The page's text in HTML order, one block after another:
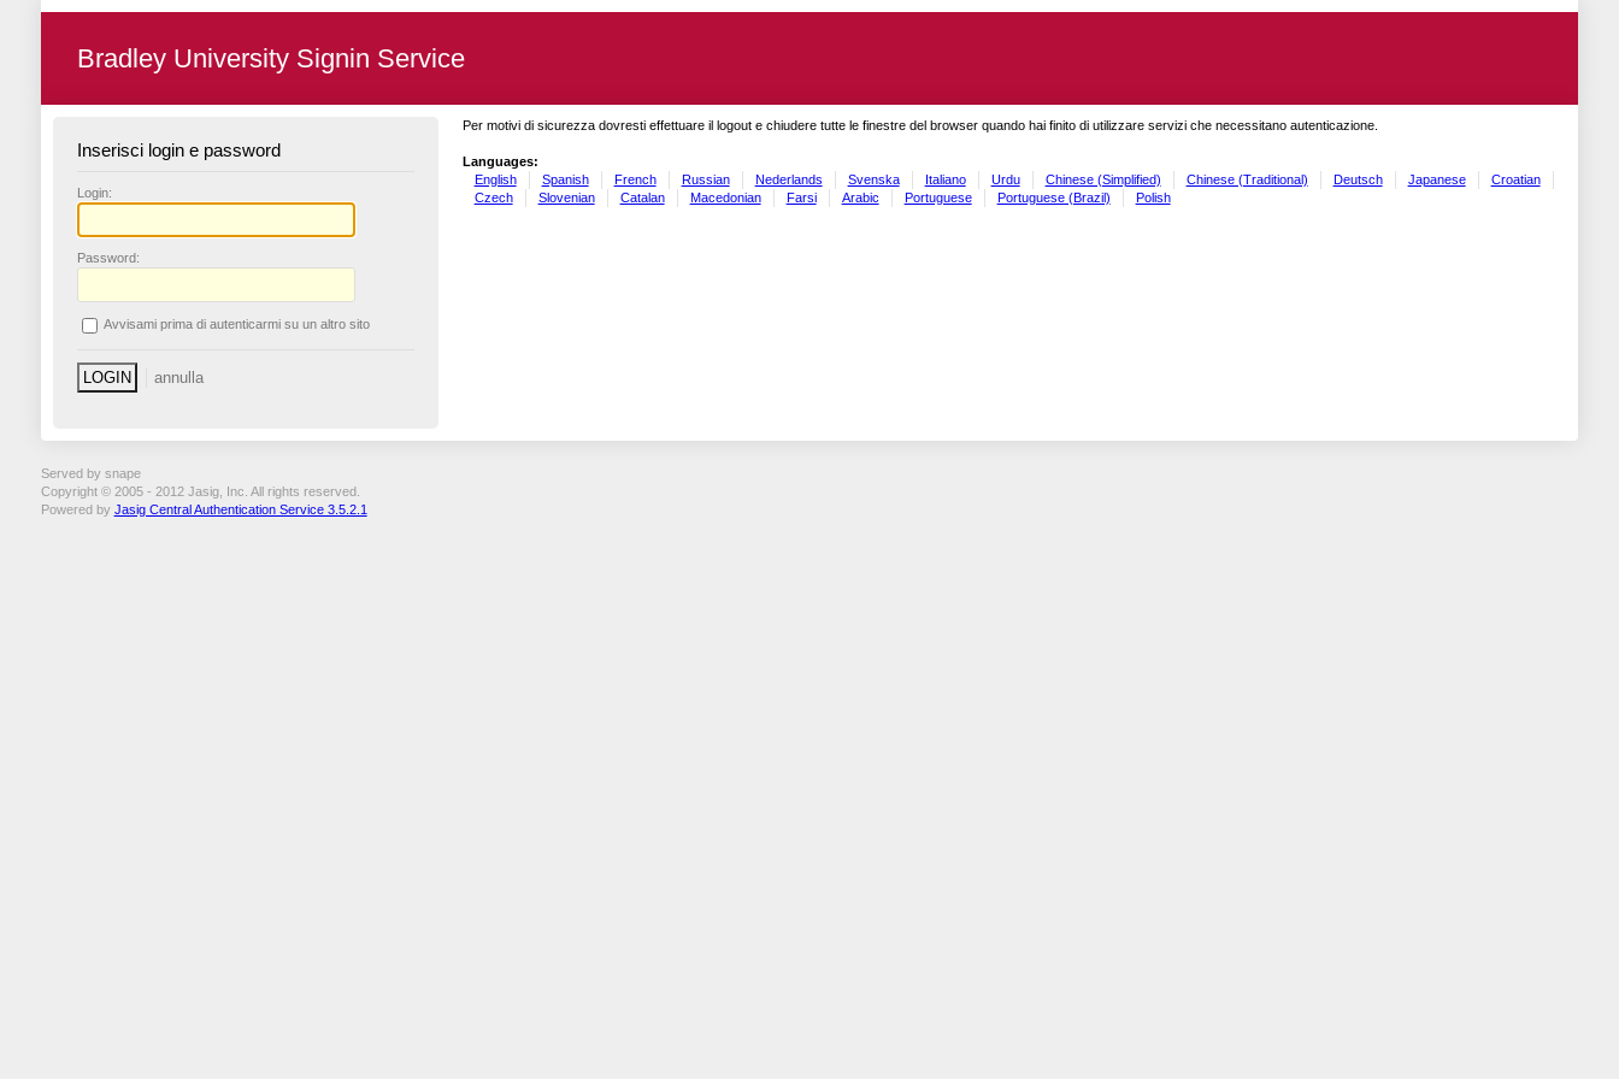
Bradley University Signin Service
Inserisci login e password
L ogin:
Password:
Avvisami prima di autenticarmi su un altro sito
Per motivi di sicurezza dovresti effettuare il logout e chiudere tutte le finestre del browser quando hai finito di utilizzare servizi che necessitano autenticazione.
Languages:
English
Spanish French Russian Nederlands Svenska Italiano Urdu Chinese (Simplified) Chinese (Traditional) Deutsch Japanese
Croatian
Czech
Slovenian Catalan Macedonian Farsi Arabic Portuguese Portuguese (Brazil) Polish
Served by snape
Copyright © 2005 - 2012 Jasig, Inc. All rights reserved.
Powered by Jasig Central Authentication Service 3.5.2.1